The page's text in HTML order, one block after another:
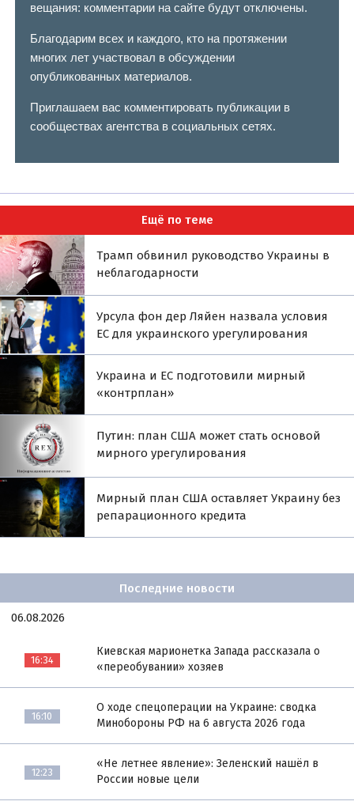
вещания: комментарии на сайте будут отключены.
Благодарим всех и каждого, кто на протяжении
многих лет участвовал в обсуждении
опубликованных материалов.
Приглашаем вас комментировать публикации в
сообществах агентства в социальных сетях.
Ещё по теме
Трамп обвинил руководство Украины в
неблагодарности
Урсула фон дер Ляйен назвала условия
ЕС для украинского урегулирования
Украина и ЕС подготовили мирный
«контрплан»
Путин: план США может стать основой
мирного урегулирования
Мирный план США оставляет Украину без
репарационного кредита
Последние новости
06.08.2026
16:34
Киевская марионетка Запада рассказала о
«переобувании» хозяев
16:10
О ходе спецоперации на Украине: сводка
Минобороны РФ на 6 августа 2026 года
12:23
«Не летнее явление»: Зеленский нашёл в
России новые цели